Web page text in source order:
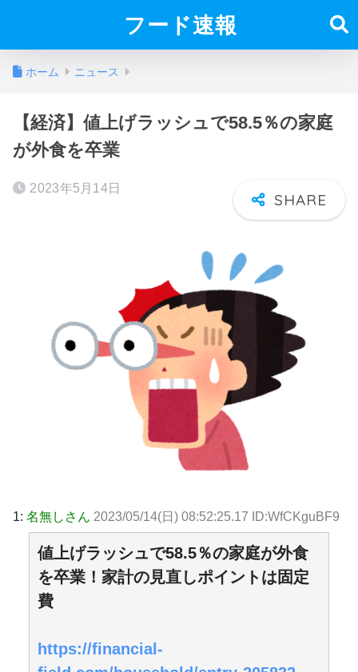
フード速報
ホーム ニュース
【経済】値上げラッシュで58.5％の家庭
が外食を卒業
2023年5月14日
1: 名無しさん 2023/05/14(日) 08:52:25.17 ID:WfCKguBF9
値上げラッシュで58.5％の家庭が外食
を卒業！家計の見直しポイントは固定
費
https://financial-